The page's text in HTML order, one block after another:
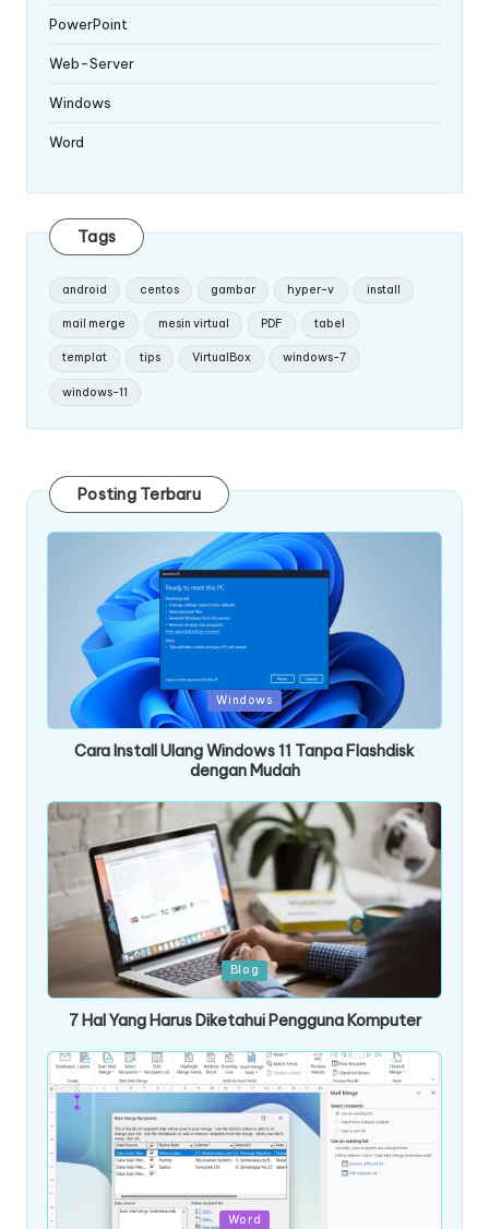
PowerPoint
Web-Server
Windows
Word
Tags
android centos gambar hyper-v install
mail merge mesin virtual PDF tabel
templat tips VirtualBox windows-7
windows-11
Posting Terbaru
Posted
in
Windows
Cara Install Ulang Windows 11 Tanpa Flashdisk
dengan Mudah
in
Blog
7 Hal Yang Harus Diketahui Pengguna Komputer
Word